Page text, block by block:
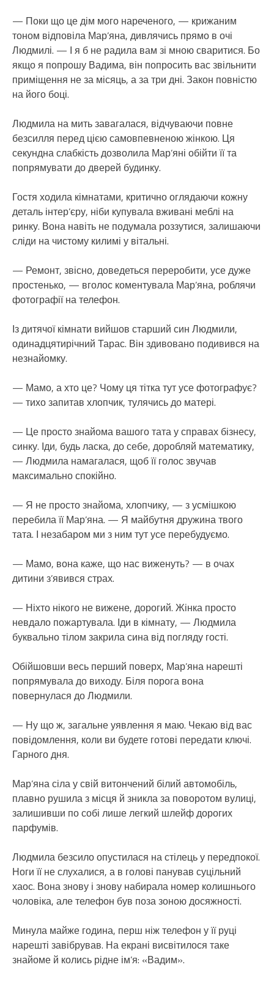
— Поки що це дім мого нареченого, — крижаним
тоном відповіла Мар’яна, дивлячись прямо в очі
Людмилі. — І я б не радила вам зі мною сваритися. Бо
якщо я попрошу Вадима, він попросить вас звільнити
приміщення не за місяць, а за три дні. Закон повністю
на його боці.
Людмила на мить завагалася, відчуваючи повне
безсилля перед цією самовпевненою жінкою. Ця
секундна слабкість дозволила Мар’яні обійти її та
попрямувати до дверей будинку.
Гостя ходила кімнатами, критично оглядаючи кожну
деталь інтер’єру, ніби купувала вживані меблі на
ринку. Вона навіть не подумала роззутися, залишаючи
сліди на чистому килимі у вітальні.
— Ремонт, звісно, доведеться переробити, усе дуже
простенько, — вголос коментувала Мар’яна, роблячи
фотографії на телефон.
Із дитячої кімнати вийшов старший син Людмили,
одинадцятирічний Тарас. Він здивовано подивився на
незнайомку.
— Мамо, а хто це? Чому ця тітка тут усе фотографує?
— тихо запитав хлопчик, тулячись до матері.
— Це просто знайома вашого тата у справах бізнесу,
синку. Іди, будь ласка, до себе, доробляй математику,
— Людмила намагалася, щоб її голос звучав
максимально спокійно.
— Я не просто знайома, хлопчику, — з усмішкою
перебила її Мар’яна. — Я майбутня дружина твого
тата. І незабаром ми з ним тут усе перебудуємо.
— Мамо, вона каже, що нас виженуть? — в очах
дитини з’явився страх.
— Ніхто нікого не вижене, дорогий. Жінка просто
невдало пожартувала. Іди в кімнату, — Людмила
буквально тілом закрила сина від погляду гості.
Обійшовши весь перший поверх, Мар’яна нарешті
попрямувала до виходу. Біля порога вона
повернулася до Людмили.
— Ну що ж, загальне уявлення я маю. Чекаю від вас
повідомлення, коли ви будете готові передати ключі.
Гарного дня.
Мар’яна сіла у свій витончений білий автомобіль,
плавно рушила з місця й зникла за поворотом вулиці,
залишивши по собі лише легкий шлейф дорогих
парфумів.
Людмила безсило опустилася на стілець у передпокої.
Ноги її не слухалися, а в голові панував суцільний
хаос. Вона знову і знову набирала номер колишнього
чоловіка, але телефон був поза зоною досяжності.
Минула майже година, перш ніж телефон у її руці
нарешті завібрував. На екрані висвітилося таке
знайоме й колись рідне ім’я: «Вадим».